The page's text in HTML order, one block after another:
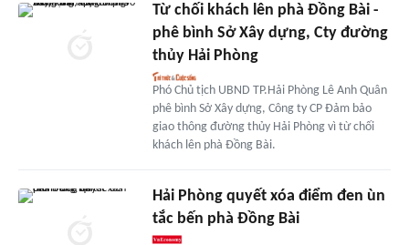
Từ chối khách lên phà Đồng Bài -
phê bình Sở Xây dựng, Cty đường
thủy Hải Phòng
Phó Chủ tịch UBND TP.Hải Phòng Lê Anh Quân
phê bình Sở Xây dựng, Công ty CP Đảm bảo
giao thông đường thủy Hải Phòng vì từ chối
khách lên phà Đồng Bài.
Hải Phòng quyết xóa điểm đen ùn
tắc bến phà Đồng Bài